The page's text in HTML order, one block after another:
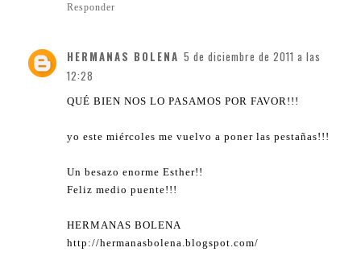
Responder
HERMANAS BOLENA 5 de diciembre de 2011 a las
12:28
QUÉ BIEN NOS LO PASAMOS POR FAVOR!!!
yo este miércoles me vuelvo a poner las pestañas!!!
Un besazo enorme Esther!!
Feliz medio puente!!!
HERMANAS BOLENA
http://hermanasbolena.blogspot.com/